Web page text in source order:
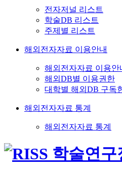
전자저널 리스트
학술DB 리스트
주제별 리스트
해외전자자료 이용안내
해외전자자료 이용안
해외DB별 이용권한
대학별 해외DB 구독
해외전자자료 통계
해외전자자료 통계